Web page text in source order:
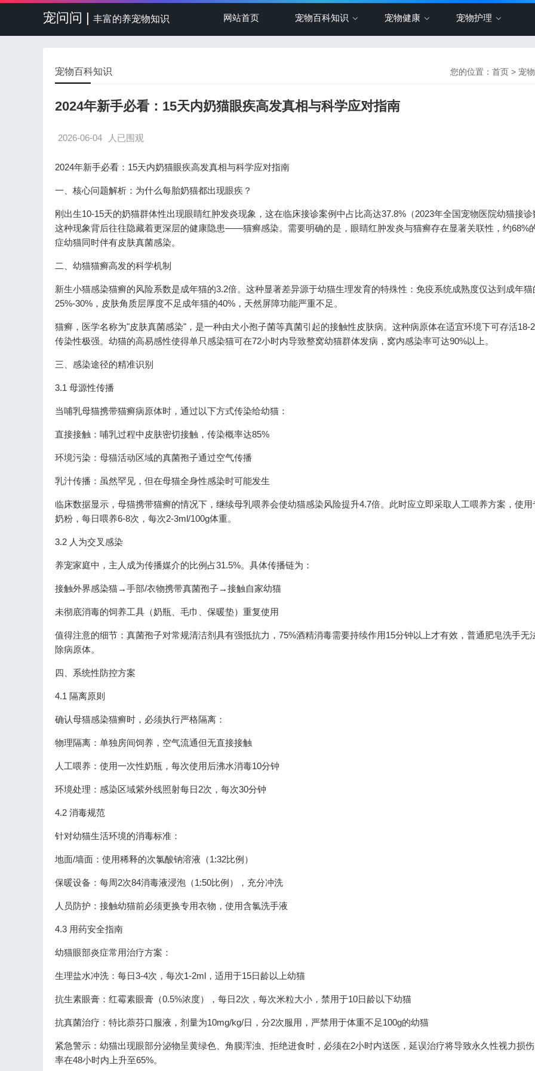
宠问问 | 丰富的养宠物知识 网站首页 宠物百科知识 宠物健康 宠物护理
您的位置： 首页 > 宠
宠物百科知识
2024年新手必看：15天内奶猫眼疾高发真相与科学应对指南
2026-06-04 人已围观
2024年新手必看：15天内奶猫眼疾高发真相与科学应对指南
一、核心问题解析：为什么每胎奶猫都出现眼疾？
刚出生10-15天的奶猫群体性出现眼睛红肿发炎现象，这在临床接诊案例中占比高达37.8%（2023年全国宠物医院幼猫接
这种现象背后往往隐藏着更深层的健康隐患——猫癣感染。需要明确的是，眼睛红肿发炎与猫癣存在显著关联性，约68%
症幼猫同时伴有皮肤真菌感染。
二、幼猫猫癣高发的科学机制
新生小猫感染猫癣的风险系数是成年猫的3.2倍。这种显著差异源于幼猫生理发育的特殊性：免疫系统成熟度仅达到成年猫
25%-30%，皮肤角质层厚度不足成年猫的40%，天然屏障功能严重不足。
猫癣，医学名称为"皮肤真菌感染"，是一种由犬小孢子菌等真菌引起的接触性皮肤病。这种病原体在适宜环境下可存活18-
传染性极强。幼猫的高易感性使得单只感染猫可在72小时内导致整窝幼猫群体发病，窝内感染率可达90%以上。
三、感染途径的精准识别
3.1 母源性传播
当哺乳母猫携带猫癣病原体时，通过以下方式传染给幼猫：
直接接触：哺乳过程中皮肤密切接触，传染概率达85%
环境污染：母猫活动区域的真菌孢子通过空气传播
乳汁传播：虽然罕见，但在母猫全身性感染时可能发生
临床数据显示，母猫携带猫癣的情况下，继续母乳喂养会使幼猫感染风险提升4.7倍。此时应立即采取人工喂养方案，使用
奶粉，每日喂养6-8次，每次2-3ml/100g体重。
3.2 人为交叉感染
养宠家庭中，主人成为传播媒介的比例占31.5%。具体传播链为：
接触外界感染猫→手部/衣物携带真菌孢子→接触自家幼猫
未彻底消毒的饲养工具（奶瓶、毛巾、保暖垫）重复使用
值得注意的细节：真菌孢子对常规清洁剂具有强抵抗力，75%酒精消毒需要持续作用15分钟以上才有效，普通肥皂洗手无
除病原体。
四、系统性防控方案
4.1 隔离原则
确认母猫感染猫癣时，必须执行严格隔离：
物理隔离：单独房间饲养，空气流通但无直接接触
人工喂养：使用一次性奶瓶，每次使用后沸水消毒10分钟
环境处理：感染区域紫外线照射每日2次，每次30分钟
4.2 消毒规范
针对幼猫生活环境的消毒标准：
地面/墙面：使用稀释的次氯酸钠溶液（1:32比例）
保暖设备：每周2次84消毒液浸泡（1:50比例），充分冲洗
人员防护：接触幼猫前必须更换专用衣物，使用含氯洗手液
4.3 用药安全指南
幼猫眼部炎症常用治疗方案：
生理盐水冲洗：每日3-4次，每次1-2ml，适用于15日龄以上幼猫
抗生素眼膏：红霉素眼膏（0.5%浓度），每日2次，每次米粒大小，禁用于10日龄以下幼猫
抗真菌治疗：特比萘芬口服液，剂量为10mg/kg/日，分2次服用，严禁用于体重不足100g的幼猫
紧急警示：幼猫出现眼部分泌物呈黄绿色、角膜浑浊、拒绝进食时，必须在2小时内送医，延误治疗将导致永久性视力损
率在48小时内上升至65%。